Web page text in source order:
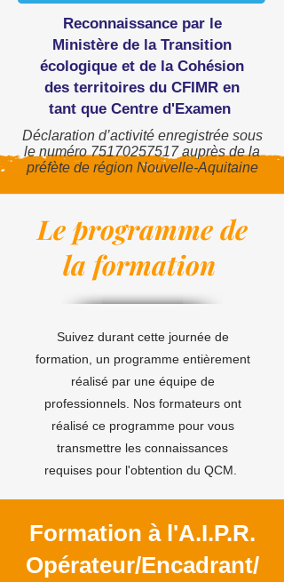
Reconnaissance par le
Ministère de la Transition
écologique et de la Cohésion
des territoires du CFIMR en
tant que Centre d'Examen
Déclaration d’activité enregistrée sous
le numéro75170257517auprès de la
préfète de région Nouvelle-Aquitaine
Le programme de
la formation
Suivez durant cette journée de
formation, un programme entièrement
réalisé par une équipe de
professionnels. Nos formateurs ont
réalisé ce programme pour vous
transmettre les connaissances
requises pour l'obtention du QCM.
Formation à l'A.I.P.R.
Opérateur/Encadrant/